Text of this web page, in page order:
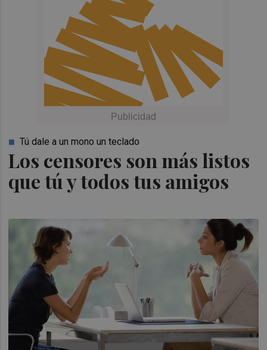
Los censores son más listos
que tú y todos tus amigos
Tú dale a un mono un teclado